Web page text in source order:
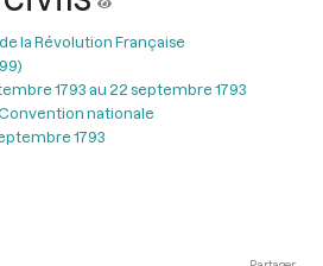
la Révolution Française
1793 au 22 septembre 1793
nationale
1793